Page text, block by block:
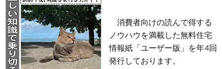
消費者向けの読んで得する
ノウハウを満載した無料住宅
情報紙「ユーザー版」を年4回
発行しております。